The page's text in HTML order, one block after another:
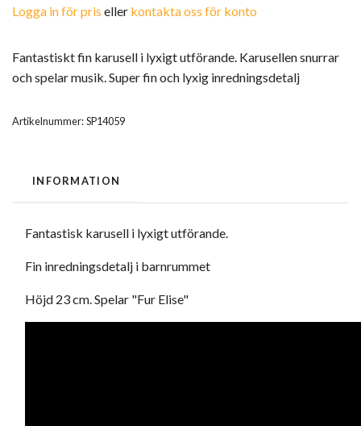
Logga in för pris eller kontakta oss för konto
Fantastiskt fin karusell i lyxigt utförande. Karusellen snurrar
och spelar musik. Super fin och lyxig inredningsdetalj
Artikelnummer:SP14059
INFORMATION
Fantastisk karusell i lyxigt utförande.
Fin inredningsdetalj i barnrummet
Höjd 23 cm. Spelar "Fur Elise"